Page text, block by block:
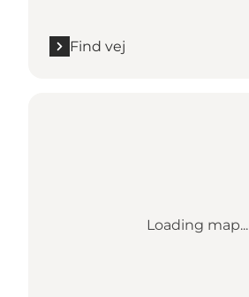
Find vej
Loading map...